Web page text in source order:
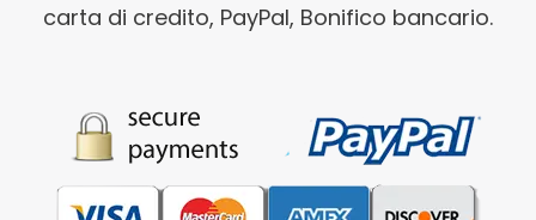
carta di credito, PayPal, Bonifico bancario.